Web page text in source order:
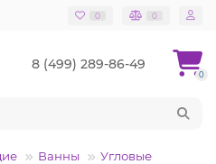
0 0
8 (499) 289-86-49
0
Ванны
Угловые